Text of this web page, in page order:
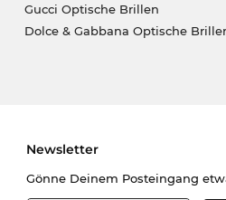
Gucci Optische Brillen
Dolce & Gabbana Optische
Newsletter
Gönne Deinem Posteingang